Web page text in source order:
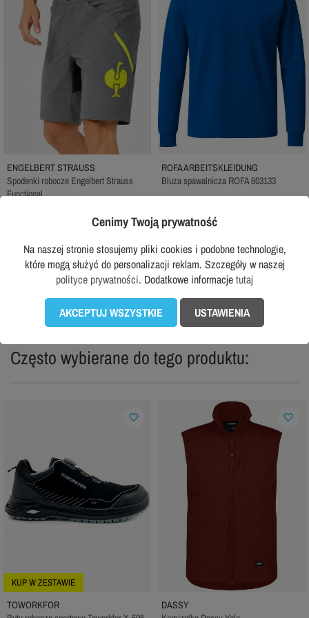
ENGELBERT STRAUSS
Spodenki robocze Engelbert Strauss
Functional
DODAJ DO KOSZYKA
ROFA ARBEITSKLEIDUNG
Bluza spawalnicza ROFA 603133
Rekomendowana cena producenta:
284,99 zł
DODAJ DO KOSZYKA
Sprawdź wszystkie w tej kategorii...
Często wybierane do tego produktu:
KUP W ZESTAWIE
TOWORKFOR
favorite_border
DASSY
favorite_border
Cenimy Twoją prywatność
Na naszej stronie stosujemy pliki cookies i podobne technologie,
które mogą służyć do personalizacji reklam. Szczegóły w naszej
polityce prywatności. Dodatkowe informacjetutaj
AKCEPTUJ WSZYSTKIE USTAWIENIA